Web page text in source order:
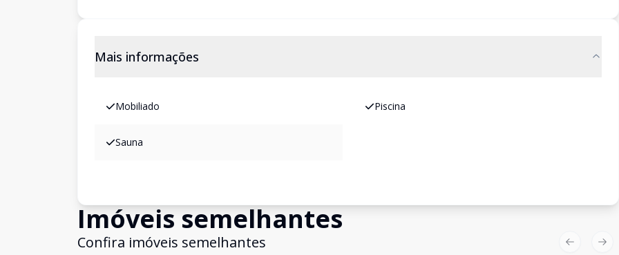
Mais informações
Mobiliado Piscina
Sauna
Imóveis semelhantes
Confira imóveis semelhantes Previous